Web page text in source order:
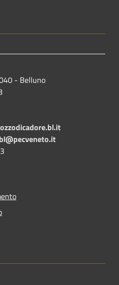
- Belluno